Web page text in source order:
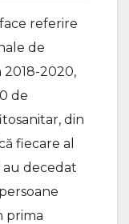
referire
de
2018-2020,
de
din
fiecare al
au decedat
prima